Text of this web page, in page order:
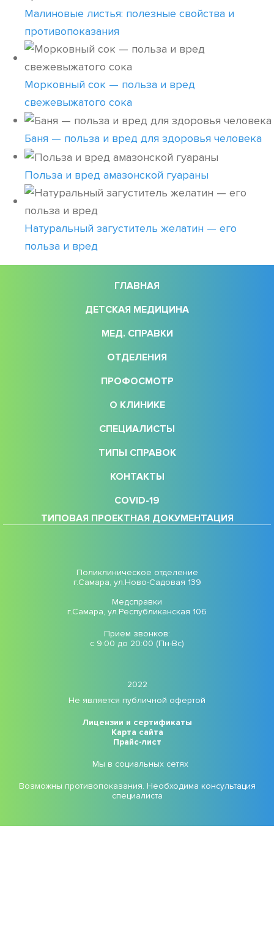
Малиновые листья: полезные свойства и
противопоказания
Морковный сок — польза и вред
свежевыжатого сока
Баня — польза и вред для здоровья человека
Польза и вред амазонской гуараны
Натуральный загуститель желатин — его
польза и вред
ГЛАВНАЯ
ДЕТСКАЯ МЕДИЦИНА
МЕД. СПРАВКИ
ОТДЕЛЕНИЯ
ПРОФОСМОТР
О КЛИНИКЕ
СПЕЦИАЛИСТЫ
ТИПЫ СПРАВОК
КОНТАКТЫ
COVID-19
ТИПОВАЯ ПРОЕКТНАЯ ДОКУМЕНТАЦИЯ
Поликлиническое отделение
г.Самара, ул.Ново-Садовая 139
Медсправки
г.Самара, ул.Республиканская 106
Прием звонков:
с 9:00 до 20:00 (Пн-Вс)
2022
Не является публичной офертой
Лицензии и сертификаты
Карта сайта
Прайс-лист
Мы в социальных сетях
Возможны противопоказания. Необходима консультация
специалиста